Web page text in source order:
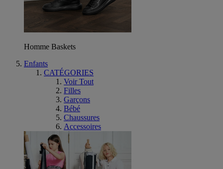
Homme Baskets
Enfants
CATÉGORIES
Voir Tout
Filles
Garçons
Bébé
Chaussures
Accessoires